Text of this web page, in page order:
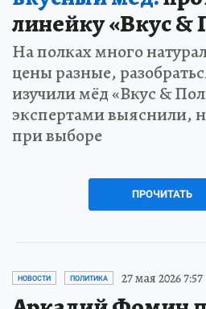
линейку «Вкус &
На полках много
цены разные,
изучили мёд «Вкус &
экспертами выяснили,
при выборе
ПРОЧИТАТЬ
НОВОСТИ ПОЛИТИКА 27 мая 2026 7:57